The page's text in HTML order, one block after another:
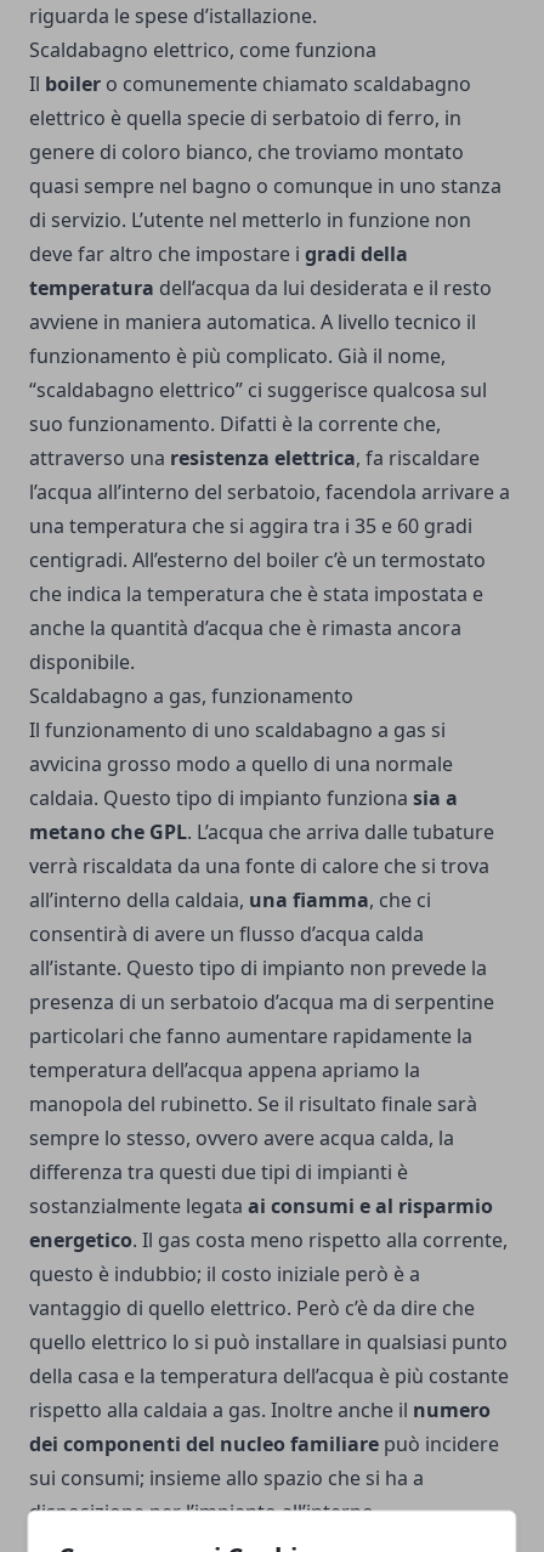
riguarda le spese d’istallazione.
Scaldabagno elettrico, come funziona
Il boiler o comunemente chiamato scaldabagno
elettrico è quella specie di serbatoio di ferro, in
genere di coloro bianco, che troviamo montato
quasi sempre nel bagno o comunque in uno stanza
di servizio. L’utente nel metterlo in funzione non
deve far altro che impostare i gradi della
temperatura dell’acqua da lui desiderata e il resto
avviene in maniera automatica. A livello tecnico il
funzionamento è più complicato. Già il nome,
“scaldabagno elettrico” ci suggerisce qualcosa sul
suo funzionamento. Difatti è la corrente che,
attraverso una resistenza elettrica, fa riscaldare
l’acqua all’interno del serbatoio, facendola arrivare a
una temperatura che si aggira tra i 35 e 60 gradi
centigradi. All’esterno del boiler c’è un termostato
che indica la temperatura che è stata impostata e
anche la quantità d’acqua che è rimasta ancora
disponibile.
Scaldabagno a gas, funzionamento
Il funzionamento di uno scaldabagno a gas si
avvicina grosso modo a quello di una normale
caldaia. Questo tipo di impianto funziona sia a
metano che GPL. L’acqua che arriva dalle tubature
verrà riscaldata da una fonte di calore che si trova
all’interno della caldaia, una fiamma, che ci
consentirà di avere un flusso d’acqua calda
all’istante. Questo tipo di impianto non prevede la
presenza di un serbatoio d’acqua ma di serpentine
particolari che fanno aumentare rapidamente la
temperatura dell’acqua appena apriamo la
manopola del rubinetto. Se il risultato finale sarà
sempre lo stesso, ovvero avere acqua calda, la
differenza tra questi due tipi di impianti è
sostanzialmente legata ai consumi e al risparmio
energetico. Il gas costa meno rispetto alla corrente,
questo è indubbio; il costo iniziale però è a
vantaggio di quello elettrico. Però c’è da dire che
quello elettrico lo si può installare in qualsiasi punto
della casa e la temperatura dell’acqua è più costante
rispetto alla caldaia a gas. Inoltre anche il numero
dei componenti del nucleo familiare può incidere
sui consumi; insieme allo spazio che si ha a
disposizione per l’impianto all’interno
dell’appartamento e alle spese che bisogna